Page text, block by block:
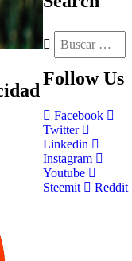
Follow Us
Facebook
Twitter
Linkedin
Instagram
Youtube
Steemit
Reddit